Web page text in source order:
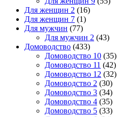
Для женщин 2 (16)
Для женщин 7 (1)
Для мужчин (77)
Для мужчин 2 (43)
Домоводство (433)
Домоводство 10 (35)
Домоводство 11 (42)
Домоводство 12 (32)
Домоводство 2 (30)
Домоводство 3 (34)
Домоводство 4 (35)
Домоводство 5 (33)